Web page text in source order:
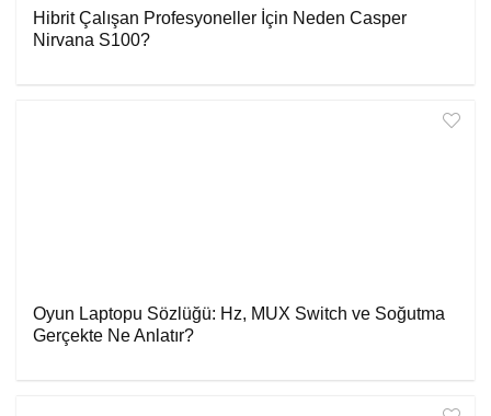
Hibrit Çalışan Profesyoneller İçin Neden Casper
Nirvana S100?
Oyun Laptopu Sözlüğü: Hz, MUX Switch ve Soğutma
Gerçekte Ne Anlatır?